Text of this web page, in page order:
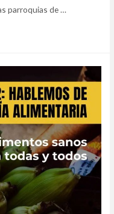
parroquias de …